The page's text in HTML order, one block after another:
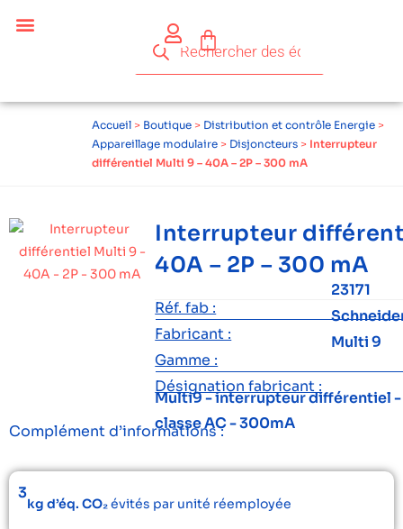
Accueil > Boutique > Distribution et contrôle Energie >
Appareillage modulaire > Disjoncteurs > Interrupteur
différentiel Multi 9 – 40A – 2P – 300 mA
Interrupteur
40A – 2P – 300 mA
Réf. fab :
23171
Fabricant :
Gamme :
Multi 9
Désignation fabricant :
Multi9 - interrupteur différentiel -
classe AC - 300mA
Complément d’informations :
3
kg d’éq. CO₂évités par unité réemployée